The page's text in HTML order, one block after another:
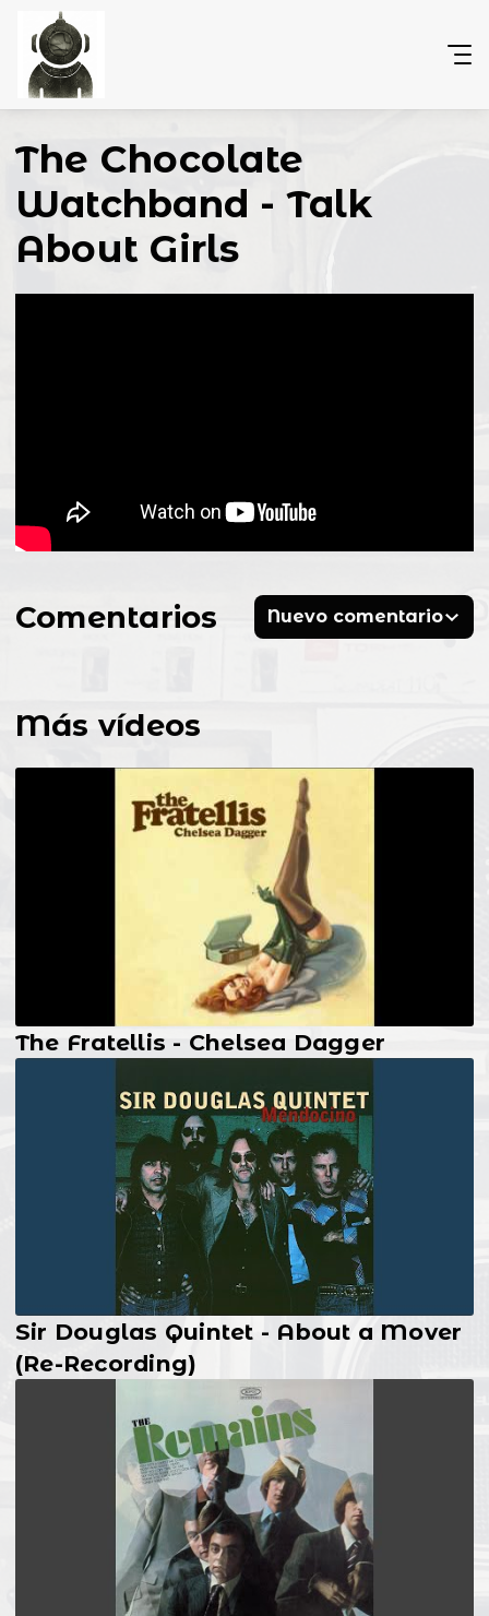
The Chocolate
Watchband - Talk
About Girls
Más vídeos
The Fratellis - Chelsea Dagger
Sir Douglas Quintet - About a Mover
(Re-Recording)
Comentarios Nuevo comentario